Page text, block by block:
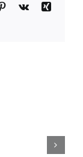
Pinterest
Vk
Xing
de Conduit